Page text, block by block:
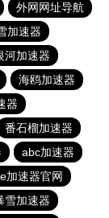
外网网址导航
加速器
河加速器
海鸥加速器
器
番石榴加速器
abc加速器
加速器官网
雪加速器